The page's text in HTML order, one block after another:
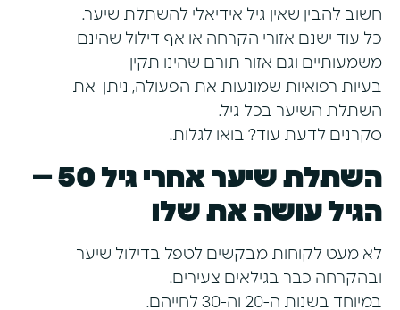
חשוב להבין שאין גיל אידיאלי להשתלת שיער.
כל עוד ישנם אזורי הקרחה או אף דילול שהינם
משמעותיים וגם אזור תורם שהינו תקין
בעיות רפואיות שמונעות את הפעולה, ניתן את
השתלת השיער בכל גיל.
סקרנים לדעת עוד? בואו לגלות.
השתלת שיער אחרי גיל 50 –
הגיל עושה את שלו
לא מעט לקוחות מבקשים לטפל בדילול שיער
ובהקרחה כבר בגילאים צעירים.
במיוחד בשנות ה-20 וה-30 לחייהם.